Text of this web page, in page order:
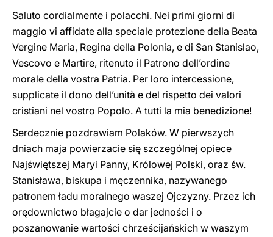
Saluto cordialmente i polacchi. Nei primi giorni di
maggio vi affidate alla speciale protezione della Beata
Vergine Maria, Regina della Polonia, e di San Stanislao,
Vescovo e Martire, ritenuto il Patrono dell’ordine
morale della vostra Patria. Per loro intercessione,
supplicate il dono dell’unità e del rispetto dei valori
cristiani nel vostro Popolo. A tutti la mia benedizione!
Serdecznie pozdrawiam Polaków. W pierwszych
dniach maja powierzacie się szczególnej opiece
Najświętszej Maryi Panny, Królowej Polski, oraz św.
Stanisława, biskupa i męczennika, nazywanego
patronem ładu moralnego waszej Ojczyzny. Przez ich
orędownictwo błagajcie o dar jedności i o
poszanowanie wartości chrześcijańskich w waszym